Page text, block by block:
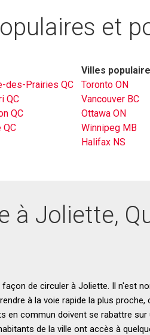
et
des-Prairies QC
QC
QC
QC
Villes
Toronto ON
Vancouver BC
Ottawa ON
Winnipeg MB
Halifax NS
à Joliette,
de circuler à Joliette. Il n'est
à la voie rapide la plus
en commun doivent se rabattre
de la ville ont accès à